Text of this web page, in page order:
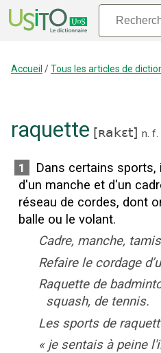
Accueil /Tous les articles de
raquette [ʀakɛt] n. f.
1
Dans certains
d'un manche et d'un
réseau de cordes, dont
balle ou le volant.
Cadre, manche,
Refaire le cordage
Raquette de
squash, de tennis.
Les sports de
« je sentais à peine